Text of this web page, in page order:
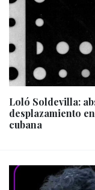
Loló Soldevilla:
desplazamiento
cubana